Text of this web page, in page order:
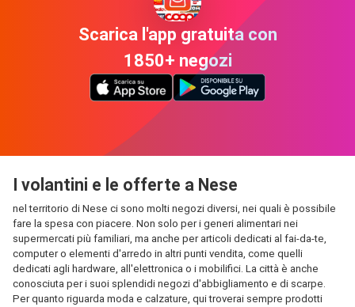
Scarica l'app gratuita con
1850+ negozi
I volantini e le offerte a Nese
nel territorio di Nese ci sono molti negozi diversi, nei quali è possibile
fare la spesa con piacere. Non solo per i generi alimentari nei
supermercati più familiari, ma anche per articoli dedicati al fai-da-te,
computer o elementi d'arredo in altri punti vendita, come quelli
dedicati agli hardware, all'elettronica o i mobilifici. La città è anche
conosciuta per i suoi splendidi negozi d'abbigliamento e di scarpe.
Per quanto riguarda moda e calzature, qui troverai sempre prodotti